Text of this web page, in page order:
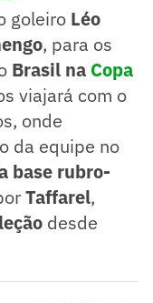
goleiro Léo
, para os
Brasil na Copa
viajará com o
onde
da equipe no
base rubro-
Taffarel,
desde